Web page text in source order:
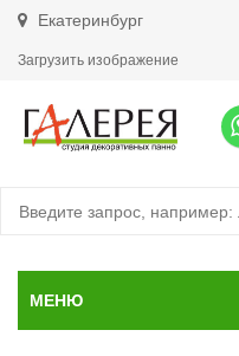
Екатеринбург
Загрузить изображение
МЕНЮ